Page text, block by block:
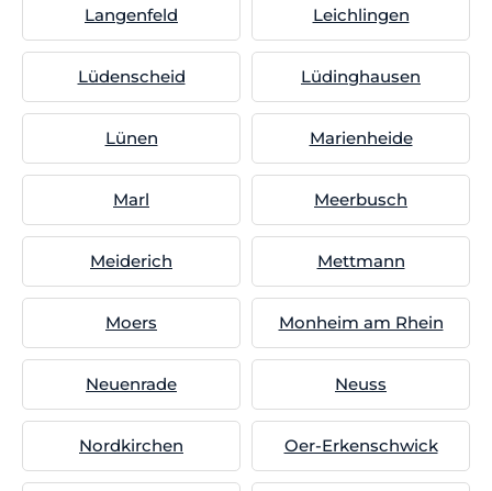
Langenfeld Leichlingen
Lüdenscheid Lüdinghausen
Lünen Marienheide
Marl Meerbusch
Meiderich Mettmann
Moers Monheim am Rhein
Neuenrade Neuss
Nordkirchen Oer-Erkenschwick